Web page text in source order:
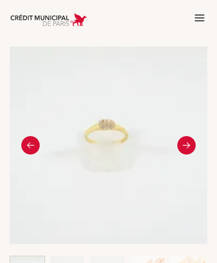
Aller à l'accueil de Crédit Municipal